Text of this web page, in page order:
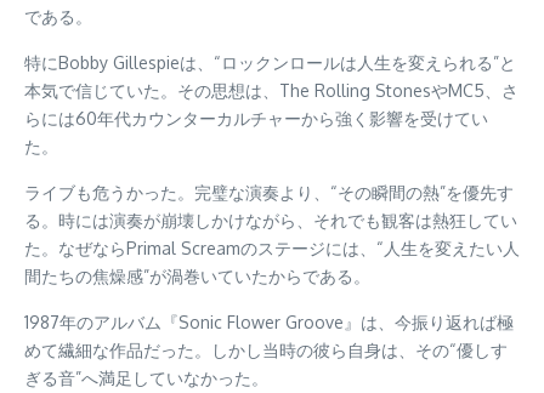
である。
特にBobby Gillespieは、“ロックンロールは人生を変えられる”と
本気で信じていた。その思想は、The Rolling StonesやMC5、さ
らには60年代カウンターカルチャーから強く影響を受けてい
た。
ライブも危うかった。完璧な演奏より、“その瞬間の熱”を優先す
る。時には演奏が崩壊しかけながら、それでも観客は熱狂してい
た。なぜならPrimal Screamのステージには、“人生を変えたい人
間たちの焦燥感”が渦巻いていたからである。
1987年のアルバム『Sonic Flower Groove』は、今振り返れば極
めて繊細な作品だった。しかし当時の彼ら自身は、その“優しす
ぎる音”へ満足していなかった。